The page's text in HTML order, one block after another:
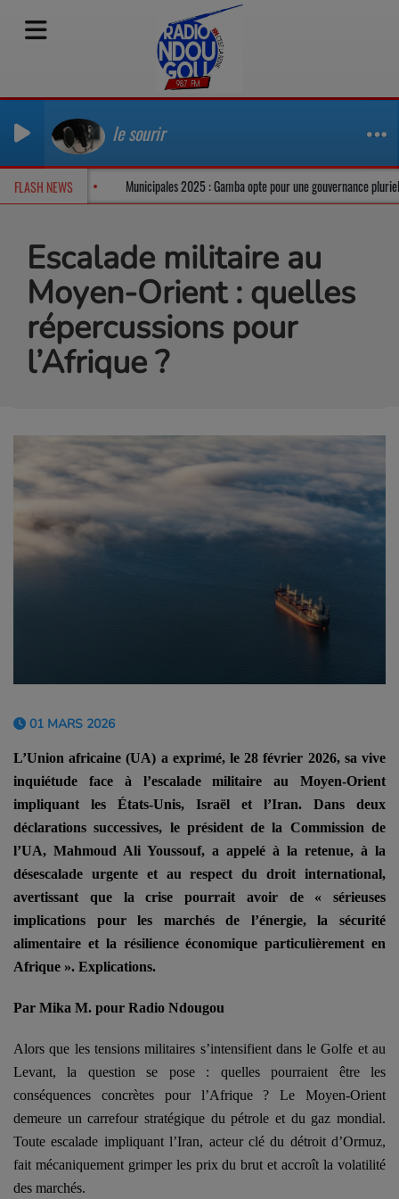
le sourir
FLASH NEWS
un climat tendu Municipales 2025 : Gamba opte pour une
Escalade militaire au
Moyen-Orient : quelles
répercussions pour
l’Afrique ?
01 MARS 2026
L’Union africaine (UA) a exprimé, le 28 février 2026, sa vive
inquiétude face à l’escalade militaire au Moyen-Orient
impliquant les États-Unis, Israël et l’Iran. Dans deux
déclarations successives, le président de la Commission de
l’UA, Mahmoud Ali Youssouf, a appelé à la retenue, à la
désescalade urgente et au respect du droit international,
avertissant que la crise pourrait avoir de « sérieuses
implications pour les marchés de l’énergie, la sécurité
alimentaire et la résilience économique particulièrement en
Afrique ». Explications.
Par Mika M. pour Radio Ndougou
Alors que les tensions militaires s’intensifient dans le Golfe et au
Levant, la question se pose :
quelles pourraient être les
conséquences concrètes pour l’Afrique ?Le Moyen-Orient
demeure un carrefour stratégique du pétrole et du gaz mondial.
Toute escalade impliquant l’Iran, acteur clé du détroit d’Ormuz,
fait mécaniquement grimper les prix du brut et accroît la volatilité
des marchés.